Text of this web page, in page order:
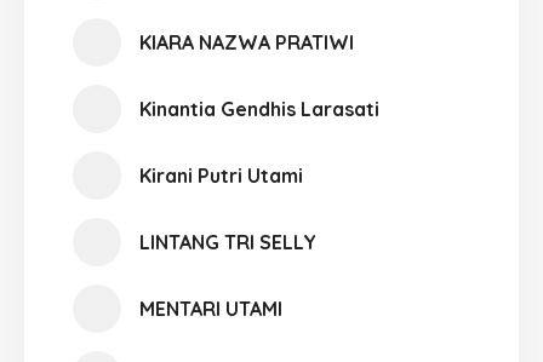
KIARA NAZWA PRATIWI
Kinantia Gendhis Larasati
Kirani Putri Utami
LINTANG TRI SELLY
MENTARI UTAMI